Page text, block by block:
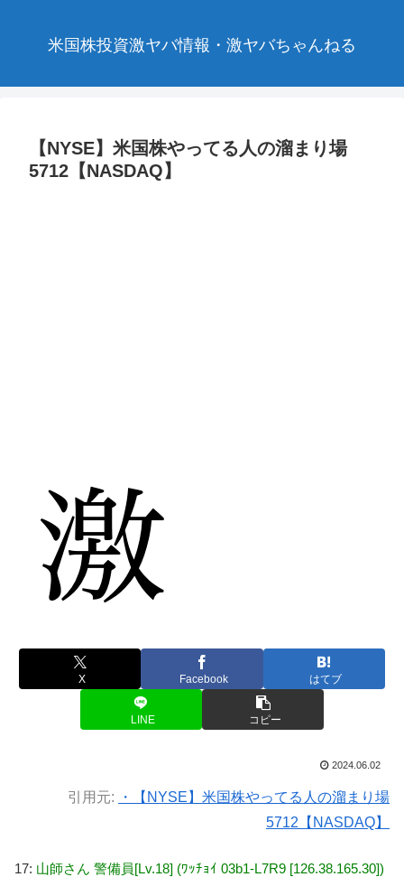
米国株投資激ヤバ情報・激ヤバちゃんねる
【NYSE】米国株やってる人の溜まり場
5712【NASDAQ】
X Facebook はてブ
LINE コピー
2024.06.02
引用元:
・【NYSE】米国株やってる人の溜まり場
5712【NASDAQ】
17: 山師さん 警備員[Lv.18] (ﾜｯﾁｮｲ 03b1-L7R9 [126.38.165.30])